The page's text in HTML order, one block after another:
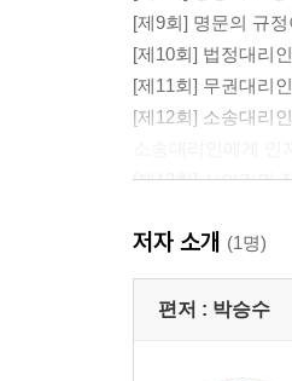
[제9회] 명문의 규
[제10회] 법정대리
[제11회] 무권대리
[제12회] 소송대리
[제13회] 사인간의
[제15회] 피담보채
[제16회] 다툼이 없
[제17회] 채무일부
저자 소개 (1명)
편저 : 박승수